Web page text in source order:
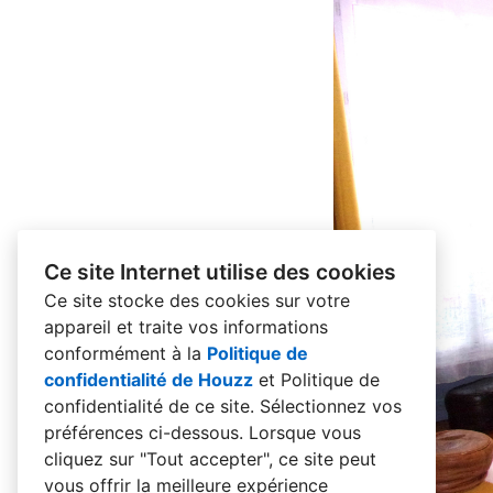
Ce site Internet utilise des cookies
Ce site stocke des cookies sur votre
appareil et traite vos informations
conformément à la Politique de
confidentialité de Houzz et Politique de
confidentialité de ce site. Sélectionnez vos
préférences ci-dessous. Lorsque vous
cliquez sur "Tout accepter", ce site peut
vous offrir la meilleure expérience